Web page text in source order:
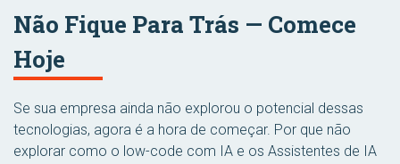
Não Fique Para Trás — Comece
Hoje
Se sua empresa ainda não explorou o potencial dessas
tecnologias, agora é a hora de começar. Por que não
explorar como o low-code com IA e os Assistentes de IA